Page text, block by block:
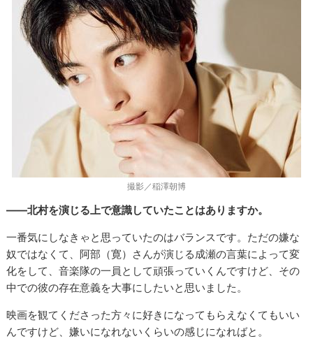
撮影／稲澤朝博
――北村を演じる上で意識していたことはありますか。
一番気にしなきゃと思っていたのはバランスです。ただの嫌な
奴ではなくて、阿部（寛）さんが演じる成瀬の言葉によって変
化をして、音楽隊の一員として頑張っていくんですけど、その
中での彼の存在意義を大事にしたいと思いました。
映画を観てくださった方々に好きになってもらえなくてもいい
んですけど、嫌いになれないくらいの感じになればと。